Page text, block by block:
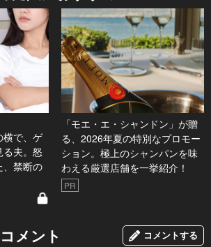
横で、ゲ
る夫。怒
、禁断の
「モエ・エ・シャンドン」が贈
る、2026年夏の特別なプロモー
ション。極上のシャンパンを味
わえる厳選店舗を一挙紹介！
PR
メント コメントする